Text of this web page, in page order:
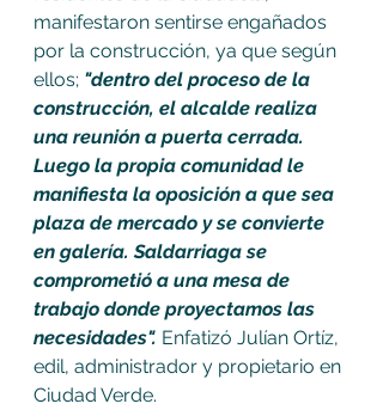
manifestaron sentirse engañados
por la construcción, ya que según
ellos; "dentro del proceso de la
construcción, el alcalde realiza
una reunión a puerta cerrada.
Luego la propia comunidad le
manifiesta la oposición a que sea
plaza de mercado y se convierte
en galería. Saldarriaga se
comprometió a una mesa de
trabajo donde proyectamos las
necesidades". Enfatizó Julían Ortíz,
edil, administrador y propietario en
Ciudad Verde.